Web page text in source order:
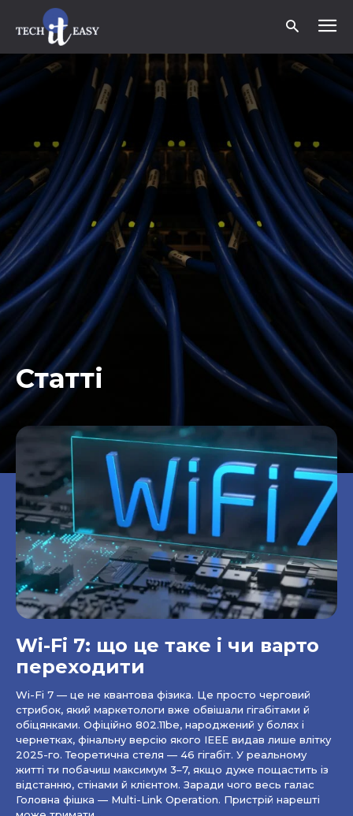
Статті
Wi-Fi 7: що це таке і чи варто
переходити
Wi-Fi 7 — це не квантова фізика. Це просто черговий
стрибок, який маркетологи вже обвішали гігабітами й
обіцянками. Офіційно 802.11be, народжений у болях і
чернетках, фінальну версію якого IEEE видав лише влітку
2025-го. Теоретична стеля — 46 гігабіт. У реальному
житті ти побачиш максимум 3–7, якщо дуже пощастить із
відстанню, стінами й клієнтом. Заради чого весь галас
Головна фішка — Multi-Link Operation. Пристрій нарешті